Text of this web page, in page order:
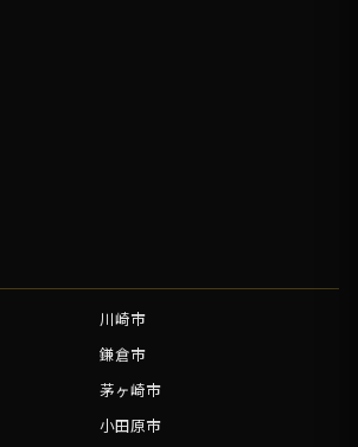
川崎市
鎌倉市
茅ヶ崎市
小田原市